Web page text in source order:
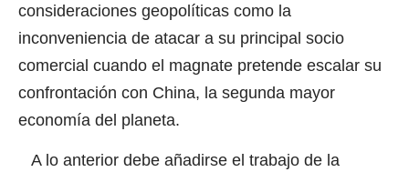
consideraciones geopolíticas como la
inconveniencia de atacar a su principal socio
comercial cuando el magnate pretende escalar su
confrontación con China, la segunda mayor
economía del planeta.
A lo anterior debe añadirse el trabajo de la